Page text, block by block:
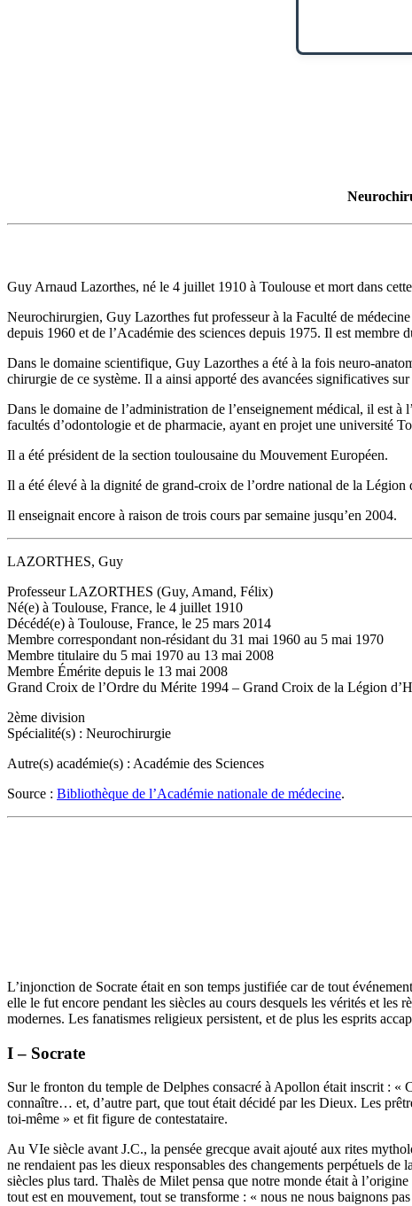
Guy Arnaud Lazorthes, né le 4 juillet 1910 à Toulouse et mort dans
Neurochirurgien, Guy Lazorthes fut professeur à la Faculté de
depuis 1960 et de l’Académie des sciences depuis 1975. Il est
Dans le domaine scientifique, Guy Lazorthes a été à la fois neuro-
chirurgie de ce système. Il a ainsi apporté des avancées significatives
Dans le domaine de l’administration de l’enseignement médical, il est
facultés d’odontologie et de pharmacie, ayant en projet une université
Il a été président de la section toulousaine du Mouvement Européen.
Il a été élevé à la dignité de grand-croix de l’ordre national de la Légion
Il enseignait encore à raison de trois cours par semaine jusqu’en 2004.
LAZORTHES, Guy
Professeur LAZORTHES (Guy, Amand, Félix)
Né(e) à Toulouse, France, le 4 juillet 1910
Décédé(e) à Toulouse, France, le 25 mars 2014
Membre correspondant non-résidant du 31 mai 1960 au 5 mai 1970
Membre titulaire du 5 mai 1970 au 13 mai 2008
Membre Émérite depuis le 13 mai 2008
Grand Croix de l’Ordre du Mérite 1994 – Grand Croix de la Légion
2ème division
Spécialité(s) : Neurochirurgie
Autre(s) académie(s) : Académie des Sciences
Source : Bibliothèque de l’Académie nationale de médecine.
L’injonction de Socrate était en son temps justifiée car de tout
elle le fut encore pendant les siècles au cours desquels les vérités et les
modernes. Les fanatismes religieux persistent, et de plus les esprits
I – Socrate
Sur le fronton du temple de Delphes consacré à Apollon était inscrit :
connaître… et, d’autre part, que tout était décidé par les Dieux. Les
toi-même » et fit figure de contestataire.
Au VIe siècle avant J.C., la pensée grecque avait ajouté aux rites
ne rendaient pas les dieux responsables des changements perpétuels de
siècles plus tard. Thalès de Milet pensa que notre monde était à
tout est en mouvement, tout se transforme : « nous ne nous baignons